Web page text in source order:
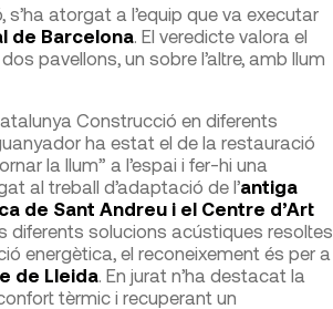
atorgat a l’equip que va executar
de Barcelona . El veredicte valora el
pavellons, un sobre l’altre, amb llum
Construcció en diferents
ha estat el de la restauració
la llum” a l’espai i fer-hi una
al treball d’adaptació de l’antiga
de Sant Andreu i el Centre d’Art
diferents solucions acústiques resoltes
energètica, el reconeixement és per a
de Lleida . En jurat n’ha destacat la
tèrmic i recuperant un